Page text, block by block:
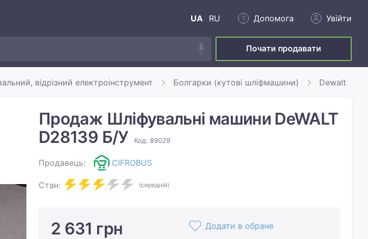
UA RU Допомога Увійти
Почати продавати
відрізний електроінструмент Болгарки (кутові шліфмашини) Dewalt
Продаж Шліфувальні машини DeWALT
D28139 Б/У
Код: 89029
Продавець: CIFROBUS
Стан: (середній)
2 631 грн Додати в обране